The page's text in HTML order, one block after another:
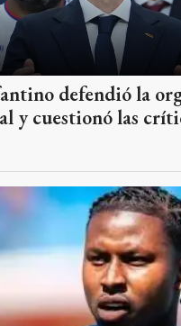
defendió la
y cuestionó las